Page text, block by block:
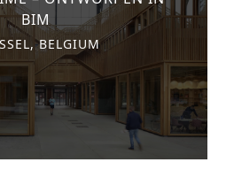
BIM
BELGIUM